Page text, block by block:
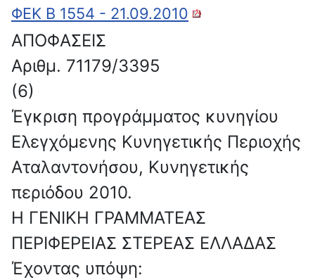
ΦΕΚ Β 1554 - 21.09.2010
ΑΠΟΦΑΣΕΙΣ
Αριθμ. 71179/3395
(6)
Έγκριση προγράμματος κυνηγίου
Ελεγχόμενης Κυνηγετικής Περιοχής
Αταλαντονήσου, Κυνηγετικής
περιόδου 2010.
Η ΓΕΝΙΚΗ ΓΡΑΜΜΑΤΕΑΣ
ΠΕΡΙΦΕΡΕΙΑΣ ΣΤΕΡΕΑΣ ΕΛΛΑΔΑΣ
Έχοντας υπόψη: